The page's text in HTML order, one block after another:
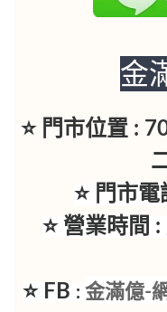
金
⭐ 門市位置 :
⭐ 門市
⭐ 營業時間
⭐ FB :金滿億-